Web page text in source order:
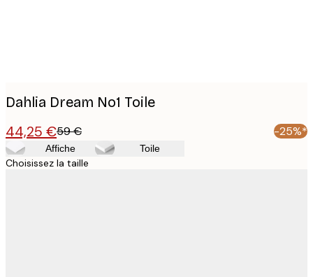
Dahlia Dream No1 Toile
44,25 €59 € -25%*
Affiche Toile
Choisissez la taille